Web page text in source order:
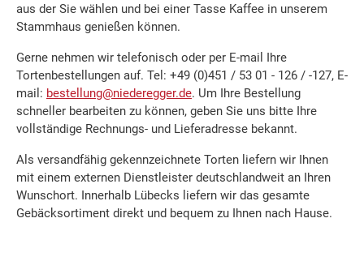
aus der Sie wählen und bei einer Tasse Kaffee in unserem
Stammhaus genießen können.
Gerne nehmen wir telefonisch oder per E-mail Ihre
Tortenbestellungen auf. Tel: +49 (0)451 / 53 01 - 126 / -127, E-
mail: bestellung@niederegger.de. Um Ihre Bestellung
schneller bearbeiten zu können, geben Sie uns bitte Ihre
vollständige Rechnungs- und Lieferadresse bekannt.
Als versandfähig gekennzeichnete Torten liefern wir Ihnen
mit einem externen Dienstleister deutschlandweit an Ihren
Wunschort. Innerhalb Lübecks liefern wir das gesamte
Gebäcksortiment direkt und bequem zu Ihnen nach Hause.